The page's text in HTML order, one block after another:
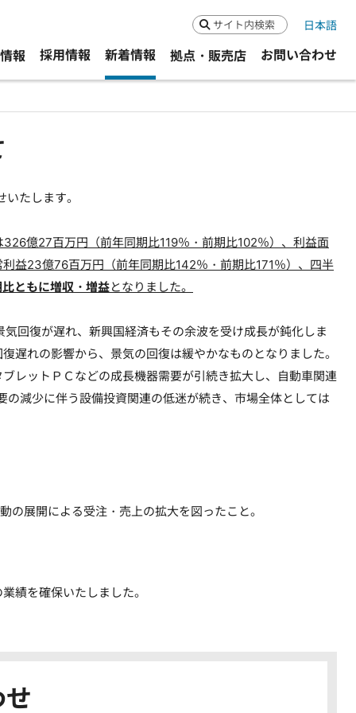
検索 日本語
報 採用情報 新着情報 拠点・販売店 お問い合わせ
たします。
326億27百万円（前年同期比119％・前期比102％）、利益面
益23億76百万円（前年同期比142％・前期比171％）、四半
ともに増収・増益となりました。
回復が遅れ、新興国経済もその余波を受け成長が鈍化しま
遅れの影響から、景気の回復は緩やかなものとなりました。
レットＰＣなどの成長機器需要が引続き拡大し、自動車関連
減少に伴う設備投資関連の低迷が続き、市場全体としては
展開による受注・売上の拡大を図ったこと。
績を確保いたしました。